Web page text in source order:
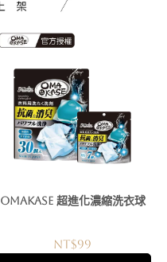
OMAKASE 超進化濃縮洗衣球
NT$99